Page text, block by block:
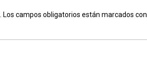
Los campos obligatorios están marcados con